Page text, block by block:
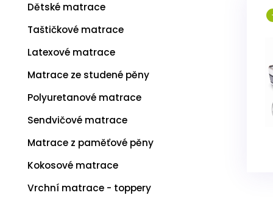
Dětské matrace
Taštičkové matrace
Latexové matrace
Matrace ze studené pěny
Polyuretanové matrace
Sendvičové matrace
Matrace z paměťové pěny
Kokosové matrace
Vrchní matrace - toppery